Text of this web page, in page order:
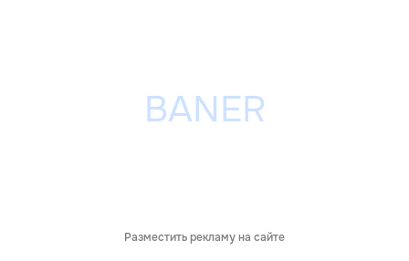
Разместить рекламу на сайте